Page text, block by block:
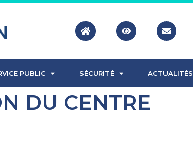
PUBLIC SÉCURITÉ ACTUALITÉS
DU CENTRE